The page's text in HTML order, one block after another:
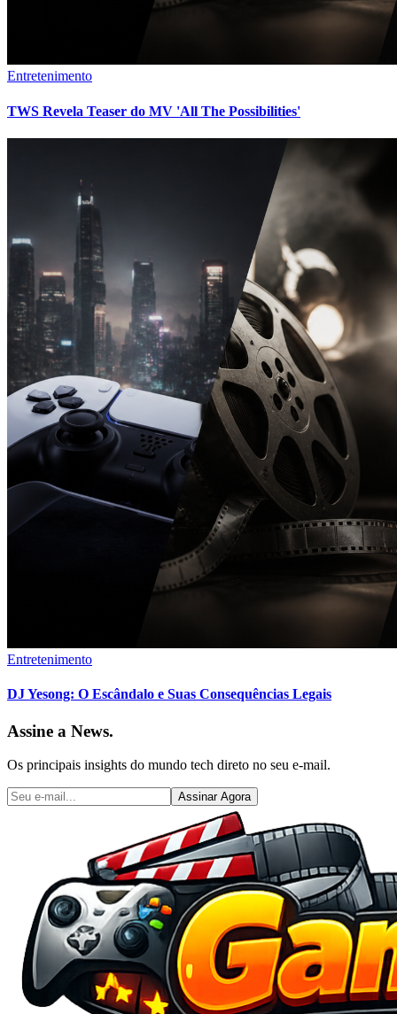
Entretenimento
TWS Revela Teaser do MV 'All The Possibilities'
Entretenimento
DJ Yesong: O Escândalo e Suas Consequências Legais
Assine a News.
Os principais insights do mundo tech direto no seu e-mail.
Assinar Agora